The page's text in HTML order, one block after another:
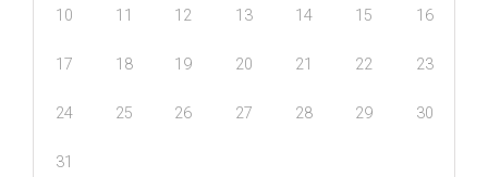
10 11 12 13 14 15 16
17 18 19 20 21 22 23
24 25 26 27 28 29 30
31